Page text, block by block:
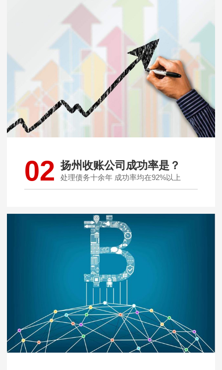
02 扬州收账公司成功率是？
处理债务十余年 成功率均在92%以上